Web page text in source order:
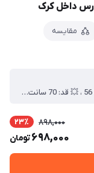
داخل کرک
مقایسه
💥سویشرت خفاشی ، 💥کد : 50712 ، 💥سایز : 36 تا 56 ، 💥 قد: 70 سانت ، 💥 سر مچ و پایین کار کشبافت می‌باشد ، 💥جنس : دورس داخل کرکی ، 🎯بسته بندی تک سلفون ، 🎯کیفیت دوخت و تن خور عالی
898,000 23٪
698,000تومان